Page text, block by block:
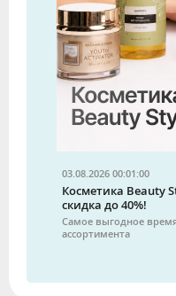
03.08.2026 00:01:00
Косметика Beauty
скидка до 40%!
Самое выгодное
ассортимента